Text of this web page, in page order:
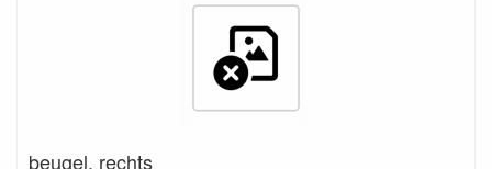
beugel, rechts